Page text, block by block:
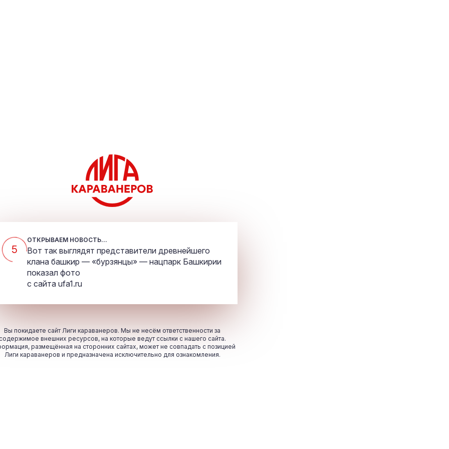
5
ОТКРЫВАЕМ НОВОСТЬ...
Вот так выглядят представители древнейшего
клана башкир — «бурзянцы» — нацпарк Башкирии
показал фото
с сайта ufa1.ru
Вы покидаете сайт Лиги караванеров. Мы не несём ответственности за
внешних ресурсов, на которые ведут ссылки с нашего сайта.
размещённая на сторонних сайтах, может не совпадать с позицией
Лиги караванеров и предназначена исключительно для ознакомления.